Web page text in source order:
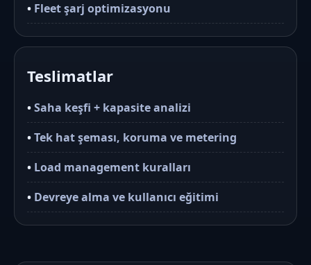
• Fleet şarj optimizasyonu
Teslimatlar
•Saha keşfi + kapasite analizi
•Tek hat şeması, koruma ve metering
• Load management kuralları
• Devreye alma ve kullanıcı eğitimi